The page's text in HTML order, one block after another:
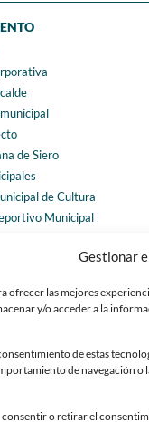
Gestionar
ofrecer las mejores
y/o acceder a la
de estas
de navegación o
consentir o retirar el
de Siero
de Cultura
Municipal
municipales